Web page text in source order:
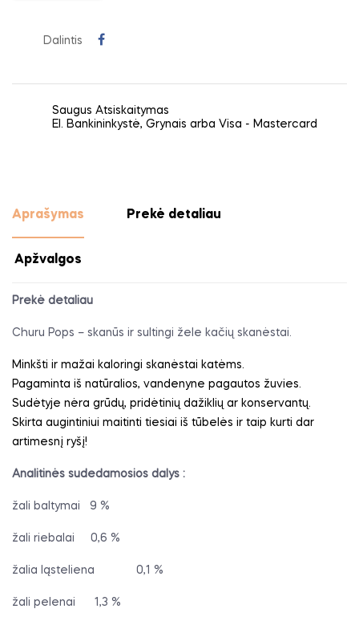
Dalintis
Saugus Atsiskaitymas
El. Bankininkystė, Grynais arba Visa - Mastercard
Aprašymas Prekė detaliau
Apžvalgos
Prekė detaliau
Churu Pops – skanūs ir sultingi žele kačių skanėstai.
Minkšti ir mažai kaloringi skanėstai katėms.
Pagaminta iš natūralios, vandenyne pagautos žuvies.
Sudėtyje nėra grūdų, pridėtinių dažiklių ar konservantų.
Skirta augintiniui maitinti tiesiai iš tūbelės ir taip kurti dar
artimesnį ryšį!
Analitinės sudedamosios dalys :
žali baltymai 9 %
žali riebalai 0,6 %
žalia ląsteliena 0,1 %
žali pelenai 1,3 %